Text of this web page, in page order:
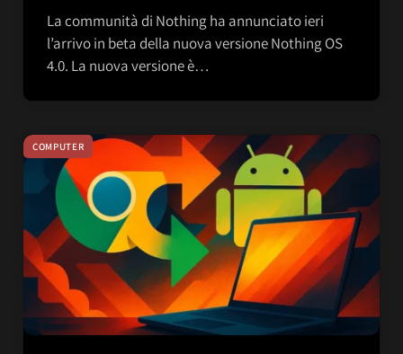
La communità di Nothing ha annunciato ieri
l’arrivo in beta della nuova versione Nothing OS
4.0. La nuova versione è…
COMPUTER